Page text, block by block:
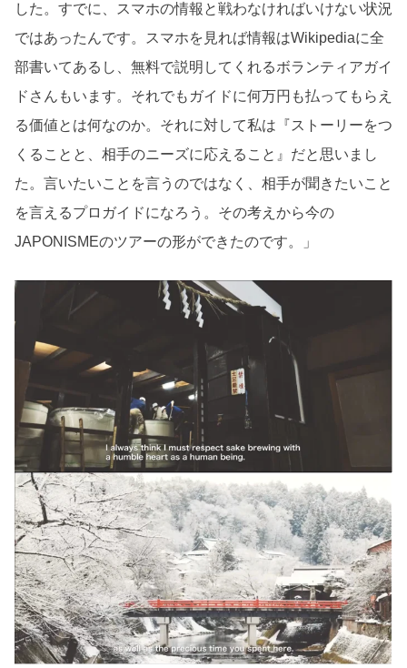
した。すでに、スマホの情報と戦わなければいけない状況
ではあったんです。スマホを見れば情報はWikipediaに全
部書いてあるし、無料で説明してくれるボランティアガイ
ドさんもいます。それでもガイドに何万円も払ってもらえ
る価値とは何なのか。それに対して私は『ストーリーをつ
くることと、相手のニーズに応えること』だと思いまし
た。言いたいことを言うのではなく、相手が聞きたいこと
を言えるプロガイドになろう。その考えから今の
JAPONISMEのツアーの形ができたのです。」